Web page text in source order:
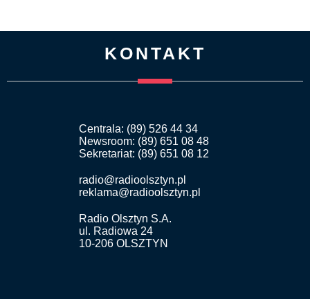
KONTAKT
Centrala: (89) 526 44 34
Newsroom: (89) 651 08 48
Sekretariat: (89) 651 08 12
radio@radioolsztyn.pl
reklama@radioolsztyn.pl
Radio Olsztyn S.A.
ul. Radiowa 24
10-206 OLSZTYN